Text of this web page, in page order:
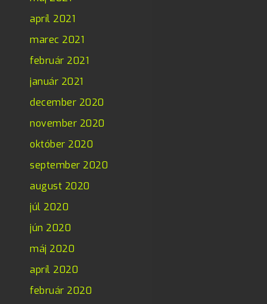
apríl 2021
marec 2021
február 2021
január 2021
december 2020
november 2020
október 2020
september 2020
august 2020
júl 2020
jún 2020
máj 2020
apríl 2020
február 2020